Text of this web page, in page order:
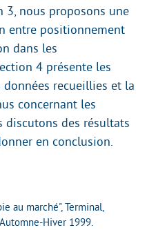
3, nous proposons une
entre positionnement
dans les
4 présente les
recueillies et la
concernant les
discutons des résultats
en conclusion.
au marché", Terminal,
Hiver 1999.